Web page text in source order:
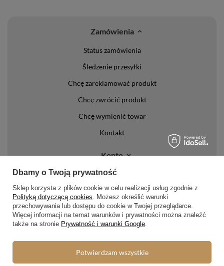
Zamówienia
Status zamówienia
Śledzenie przesyłki
Chcę zareklamować produkt
Chcę zwrócić produkt
Chcę wymienić towar
Kontakt
Konto
Regulamin
Polityka prywatności i cookies
Lista form płatności
Formy dostawy
Dbamy o Twoją prywatność
Sklep korzysta z plików cookie w celu realizacji usług zgodnie z
Polityką dotyczącą cookies. Możesz określić warunki
przechowywania lub dostępu do cookie w Twojej przeglądarce.
Więcej informacji na temat warunków i prywatności można znaleźć
także na stronie Prywatność i warunki Google.
Potwierdzam wszystkie